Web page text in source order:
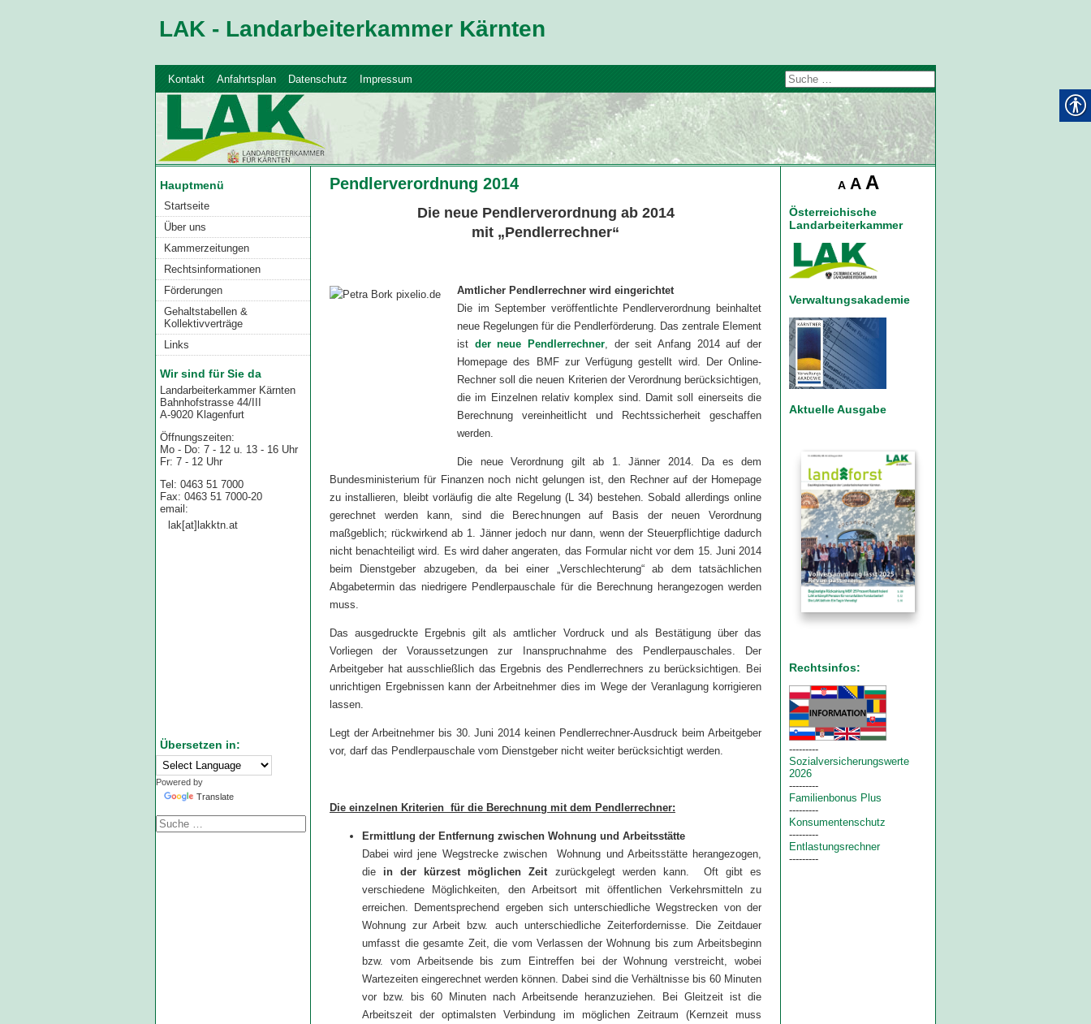
LAK - Landarbeiterkammer Kärnten
Kontakt Anfahrtsplan Datenschutz Impressum
Hauptmenü
Startseite
Über uns
Kammerzeitungen
Rechtsinformationen
Förderungen
Gehaltstabellen &
Kollektivverträge
Links
Wir sind für Sie da
Landarbeiterkammer Kärnten
Bahnhofstrasse 44/III
A-9020 Klagenfurt
Öffnungszeiten:
Mo - Do: 7 - 12 u. 13 - 16 Uhr
Fr: 7 - 12 Uhr
Tel: 0463 51 7000
Fax: 0463 51 7000-20
email:
lak[at]lakktn.at
Übersetzen in:
Powered by
Translate
Pendlerverordnung 2014
Die neue Pendlerverordnung ab 2014
mit „Pendlerrechner“
Amtlicher Pendlerrechner wird eingerichtet
Die im September veröffentlichte Pendlerverordnung beinhaltet
neue Regelungen für die Pendlerförderung. Das zentrale Element
ist der neue Pendlerrechner, der seit Anfang 2014 auf der
Homepage des BMF zur Verfügung gestellt wird. Der Online-
Rechner soll die neuen Kriterien der Verordnung berücksichtigen,
die im Einzelnen relativ komplex sind. Damit soll einerseits die
Berechnung vereinheitlicht und Rechtssicherheit geschaffen
werden.
Die neue Verordnung gilt ab 1. Jänner 2014. Da es dem
Bundesministerium für Finanzen noch nicht gelungen ist, den Rechner auf der Homepage
zu installieren, bleibt vorläufig die alte Regelung (L 34) bestehen. Sobald allerdings online
gerechnet werden kann, sind die Berechnungen auf Basis der neuen Verordnung
maßgeblich; rückwirkend ab 1. Jänner jedoch nur dann, wenn der Steuerpflichtige dadurch
nicht benachteiligt wird. Es wird daher angeraten, das Formular nicht vor dem 15. Juni 2014
beim Dienstgeber abzugeben, da bei einer „Verschlechterung“ ab dem tatsächlichen
Abgabetermin das niedrigere Pendlerpauschale für die Berechnung herangezogen werden
muss.
Das ausgedruckte Ergebnis gilt als amtlicher Vordruck und als Bestätigung über das
Vorliegen der Voraussetzungen zur Inanspruchnahme des Pendlerpauschales. Der
Arbeitgeber hat ausschließlich das Ergebnis des Pendlerrechners zu berücksichtigen. Bei
unrichtigen Ergebnissen kann der Arbeitnehmer dies im Wege der Veranlagung korrigieren
lassen.
Legt der Arbeitnehmer bis 30. Juni 2014 keinen Pendlerrechner-Ausdruck beim Arbeitgeber
vor, darf das Pendlerpauschale vom Dienstgeber nicht weiter berücksichtigt werden.
Die einzelnen Kriterien für die Berechnung mit dem Pendlerrechner:
Ermittlung der Entfernung zwischen Wohnung und Arbeitsstätte
Dabei wird jene Wegstrecke zwischen Wohnung und Arbeitsstätte herangezogen,
die in der kürzest möglichen Zeitzurückgelegt werden kann. Oft gibt es
verschiedene Möglichkeiten, den Arbeitsort mit öffentlichen Verkehrsmitteln zu
erreichen. Dementsprechend ergeben sich unterschiedliche Wegstrecken von der
Wohnung zur Arbeit bzw. auch unterschiedliche Zeiterfordernisse. Die Zeitdauer
umfasst die gesamte Zeit, die vom Verlassen der Wohnung bis zum Arbeitsbeginn
bzw. vom Arbeitsende bis zum Eintreffen bei der Wohnung verstreicht, wobei
Wartezeiten eingerechnet werden können. Dabei sind die Verhältnisse bis 60 Minuten
vor bzw. bis 60 Minuten nach Arbeitsende heranzuziehen. Bei Gleitzeit ist die
Arbeitszeit der optimalsten Verbindung im möglichen Zeitraum (Kernzeit muss
A A A
Österreichische
Landarbeiterkammer
Verwaltungsakademie
Aktuelle Ausgabe
Rechtsinfos:
---------
Sozialversicherungswerte
2026
---------
Familienbonus Plus
---------
Konsumentenschutz
---------
Entlastungsrechner
---------